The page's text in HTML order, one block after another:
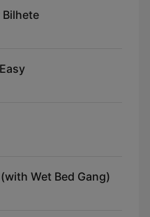
Wet Bed Gang)